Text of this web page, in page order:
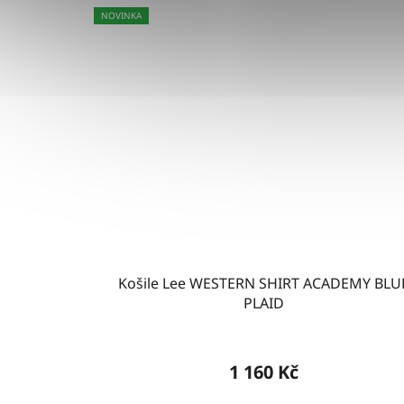
NOVINKA
Košile Lee WESTERN SHIRT ACADEMY
PLAID
1 160 Kč